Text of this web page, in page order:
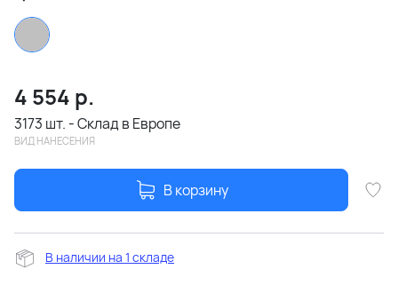
4 554 р.
3173 шт. - Склад в Европе
ВИД НАНЕСЕНИЯ
В корзину
В наличии на 1 складе